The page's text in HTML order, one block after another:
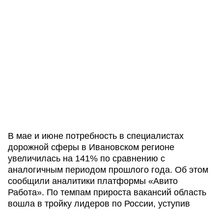
В мае и июне потребность в специалистах
дорожной сферы в Ивановском регионе
увеличилась на 141% по сравнению с
аналогичным периодом прошлого года. Об этом
сообщили аналитики платформы «Авито
Работа». По темпам прироста вакансий область
вошла в тройку лидеров по России, уступив